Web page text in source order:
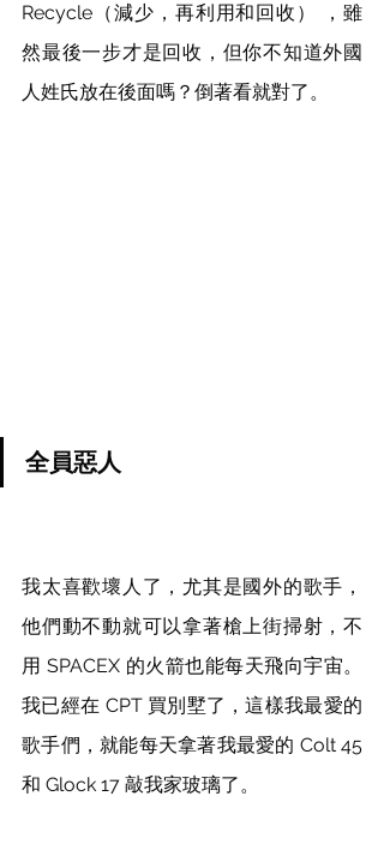
Recycle（減少，再利用和回收） ，雖
然最後一步才是回收，但你不知道外國
人姓氏放在後面嗎？倒著看就對了。
全員惡人
我太喜歡壞人了，尤其是國外的歌手，
他們動不動就可以拿著槍上街掃射，不
用 SPACEX 的火箭也能每天飛向宇宙。
我已經在 CPT 買別墅了，這樣我最愛的
歌手們，就能每天拿著我最愛的 Colt 45
和 Glock 17 敲我家玻璃了。